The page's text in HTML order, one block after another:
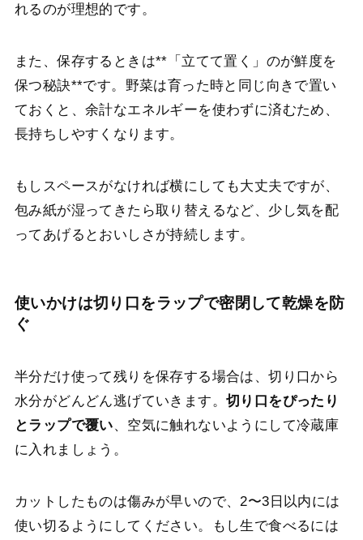
れるのが理想的です。
また、保存するときは**「立てて置く」のが鮮度を
保つ秘訣**です。野菜は育った時と同じ向きで置い
ておくと、余計なエネルギーを使わずに済むため、
長持ちしやすくなります。
もしスペースがなければ横にしても大丈夫ですが、
包み紙が湿ってきたら取り替えるなど、少し気を配
ってあげるとおいしさが持続します。
使いかけは切り口をラップで密閉して乾燥を防
ぐ
半分だけ使って残りを保存する場合は、切り口から
水分がどんどん逃げていきます。 切り口をぴったり
とラップで覆い、空気に触れないようにして冷蔵庫
に入れましょう。
カットしたものは傷みが早いので、2〜3日以内には
使い切るようにしてください。もし生で食べるには